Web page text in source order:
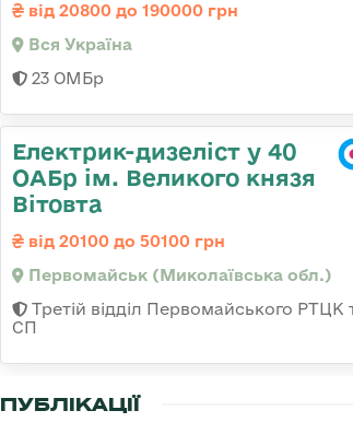
від 20800 до 190000 грн
Вся Україна
23 ОМБр
Електрик-дизеліст у 40
ОАБр ім. Великого князя
Вітовта
від 20100 до 50100 грн
Первомайськ (Миколаївська обл.)
Третій відділ Первомайського РТЦК
СП
ПУБЛІКАЦІЇ